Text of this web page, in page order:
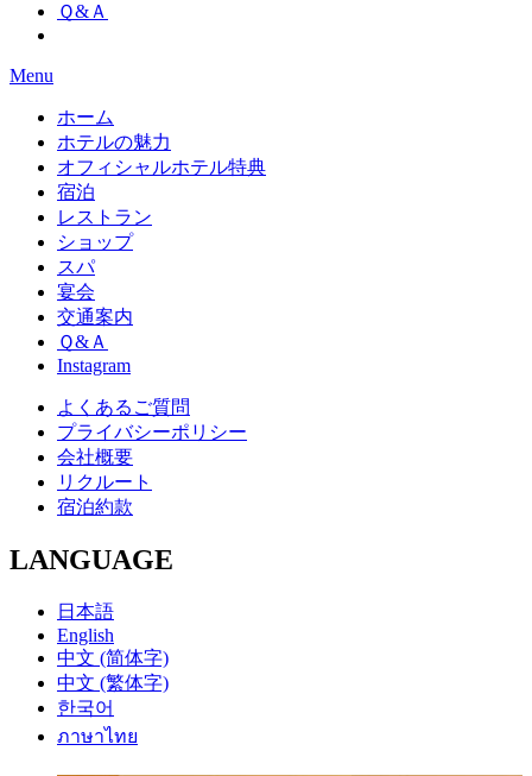
Ｑ&Ａ
Menu
ホーム
ホテルの魅力
オフィシャルホテル特典
宿泊
レストラン
ショップ
スパ
宴会
交通案内
Ｑ&Ａ
Instagram
よくあるご質問
プライバシーポリシー
会社概要
リクルート
宿泊約款
LANGUAGE
日本語
English
中文 (简体字)
中文 (繁体字)
한국어
ภาษาไทย